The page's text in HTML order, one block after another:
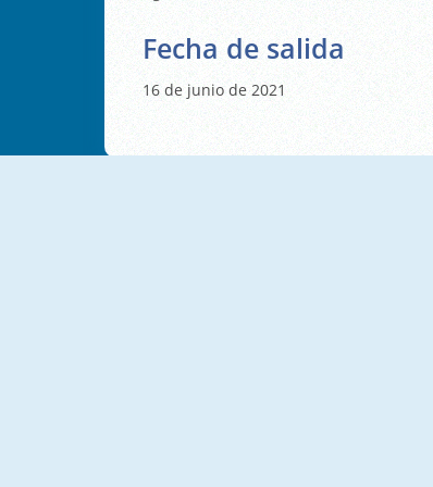
Fecha de salida
16 de junio de 2021